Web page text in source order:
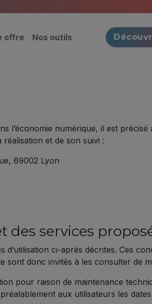
offre Nos outils
l’économie numérique, il est précisé
réalisation et de son suivi :
69002 Lyon
des services
ci-après décrites. Ces
sont donc invités à les consulter de
pour raison de maintenance
aux utilisateurs les